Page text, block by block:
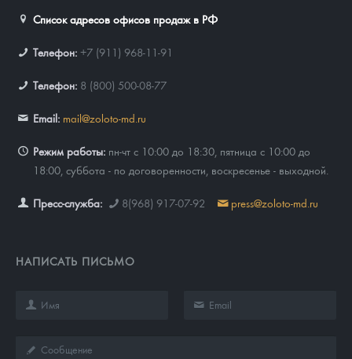
Список адресов офисов продаж в РФ
Телефон: +7 (911) 968-11-91
Телефон: 8 (800) 500-08-77
Email: mail@zoloto-md.ru
Режим работы: пн-чт с 10:00 до 18:30, пятница с 10:00 до
18:00, суббота - по договоренности, воскресенье - выходной.
Пресс-служба: 8(968) 917-07-92 press@zoloto-md.ru
НАПИСАТЬ ПИСЬМО